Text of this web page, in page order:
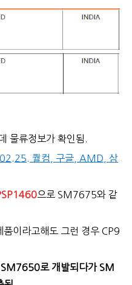
물류정보가 확인됨.
퀄컴, 구글, AMD, 삼
으로 SM7675와 같
이라고해도 그런 경우 CP9
SM7650로 개발되다가 SM